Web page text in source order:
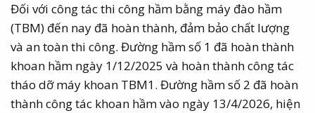
Đối với công tác thi công hầm bằng máy đào hầm
(TBM) đến nay đã hoàn thành, đảm bảo chất lượng
và an toàn thi công. Đường hầm số 1 đã hoàn thành
khoan hầm ngày 1/12/2025 và hoàn thành công tác
tháo dỡ máy khoan TBM1. Đường hầm số 2 đã hoàn
thành công tác khoan hầm vào ngày 13/4/2026, hiện